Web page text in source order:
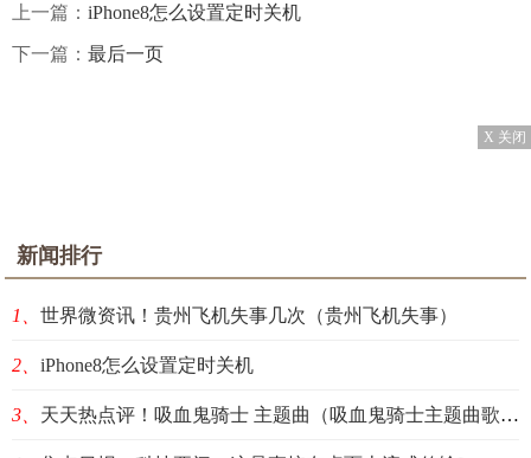
上一篇： iPhone8怎么设置定时关机
下一篇： 最后一页
X 关闭
新闻排行
1、 世界微资讯！贵州飞机失事几次（贵州飞机失事）
2、 iPhone8怎么设置定时关机
3、 天天热点评！吸血鬼骑士 主题曲（吸血鬼骑士主题曲歌词）